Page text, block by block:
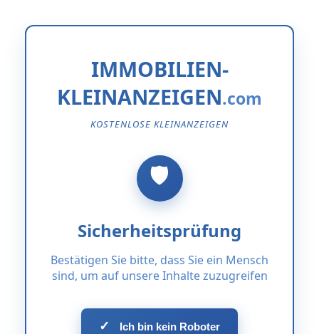
IMMOBILIEN-
KLEINANZEIGEN
KOSTENLOSE KLEINANZEIGEN
Sicherheitsprüfung
Bestätigen Sie bitte, dass Sie ein Mensch
sind, um auf unsere Inhalte zuzugreifen
✓ Ich bin kein Roboter